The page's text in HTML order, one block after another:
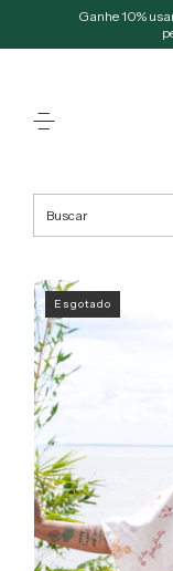
Ganhe 10%
Esgotado